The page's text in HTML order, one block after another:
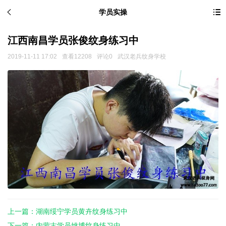
学员实操
江西南昌学员张俊纹身练习中
2019-11-11 17:02 查看12208 评论0 武汉老兵纹身学校
上一篇：湖南绥宁学员黄卉纹身练习中